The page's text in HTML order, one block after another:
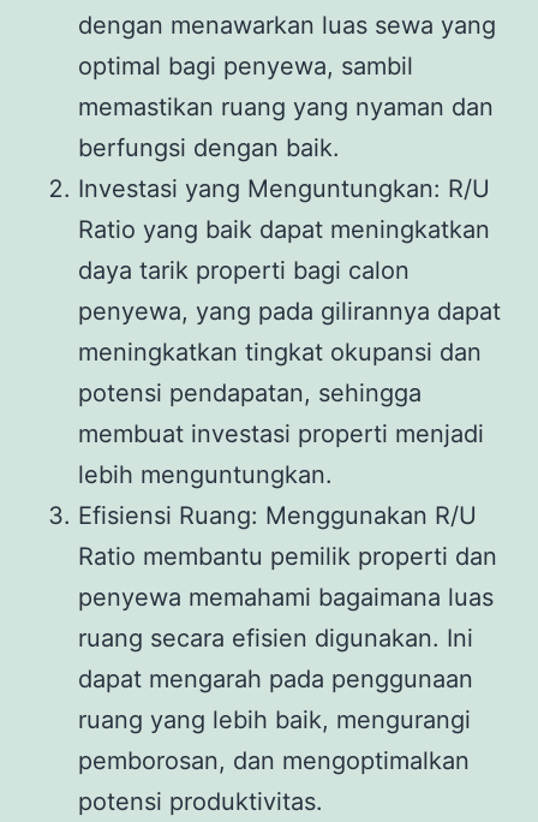
dengan menawarkan luas sewa yang
optimal bagi penyewa, sambil
memastikan ruang yang nyaman dan
berfungsi dengan baik.
Investasi yang Menguntungkan: R/U
Ratio yang baik dapat meningkatkan
daya tarik properti bagi calon
penyewa, yang pada gilirannya dapat
meningkatkan tingkat okupansi dan
potensi pendapatan, sehingga
membuat investasi properti menjadi
lebih menguntungkan.
Efisiensi Ruang: Menggunakan R/U
Ratio membantu pemilik properti dan
penyewa memahami bagaimana luas
ruang secara efisien digunakan. Ini
dapat mengarah pada penggunaan
ruang yang lebih baik, mengurangi
pemborosan, dan mengoptimalkan
potensi produktivitas.